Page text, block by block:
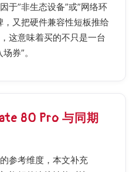
”非生态设备”或”网络环
又把硬件兼容性短板推给
这意味着买的不只是一台
券”。
80 Pro 与同期
参考维度，本文补充